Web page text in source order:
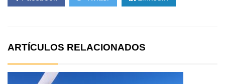
ARTÍCULOS RELACIONADOS